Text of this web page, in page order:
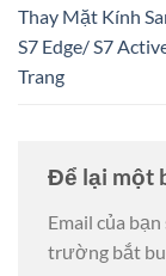
Thay Mặt Kính
S7 Edge/ S7
Trang
Để lại một
Email của
trường bắt